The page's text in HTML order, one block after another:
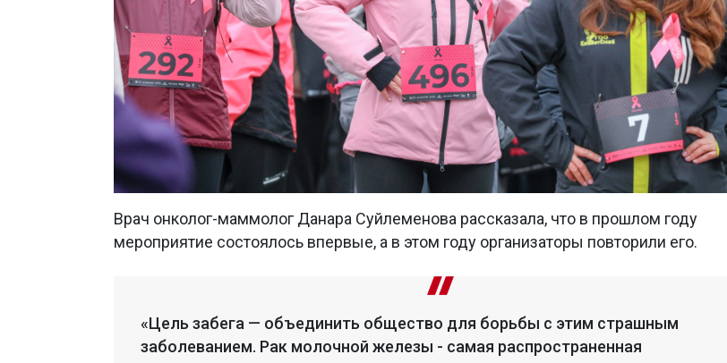
Врач онколог-маммолог Данара Суйлеменова рассказала, что в прошлом году
мероприятие состоялось впервые, а в этом году организаторы повторили его.
«Цель забега — объединить общество для борьбы с этим страшным
заболеванием. Рак молочной железы - самая распространенная